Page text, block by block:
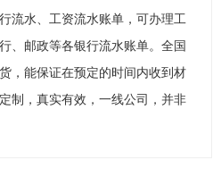
流水、工资流水账单，可办理工
、邮政等各银行流水账单。全国
，能保证在预定的时间内收到材
制，真实有效，一线公司，并非